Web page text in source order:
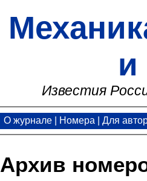
и
Известия
О журнале| Номера Для
Архив